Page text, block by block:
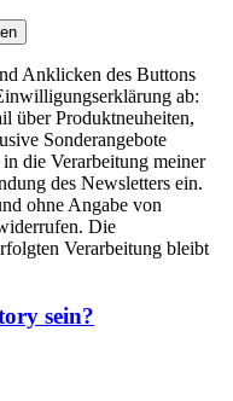
Anklicken des Buttons
ab:
über Produktneuheiten,
Sonderangebote
die Verarbeitung meiner
des Newsletters ein.
ohne Angabe von
Die
Verarbeitung bleibt
sein?